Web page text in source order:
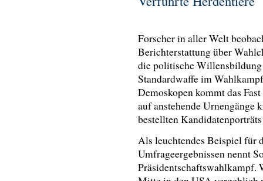
Forscher in aller Welt
Berichterstattung über
die politische
Standardwaffe im
Demoskopen kommt das
auf anstehende
bestellten
Als leuchtendes Beispiel für
Umfrageergebnissen nennt
Präsidentschaftswahlkampf.